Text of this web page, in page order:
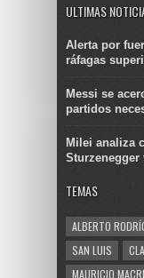
ULTIMAS
Alerta por
ráfagas
Messi se
partidos
Milei analiza
TEMAS
ALBERTO
SAN LUIS
MAURICIO MACRI